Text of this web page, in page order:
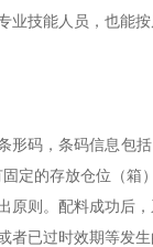
技能人员，也能按
码，条码信息包括
定的存放仓位（箱
则。配料成功后，
已过时效期等发生